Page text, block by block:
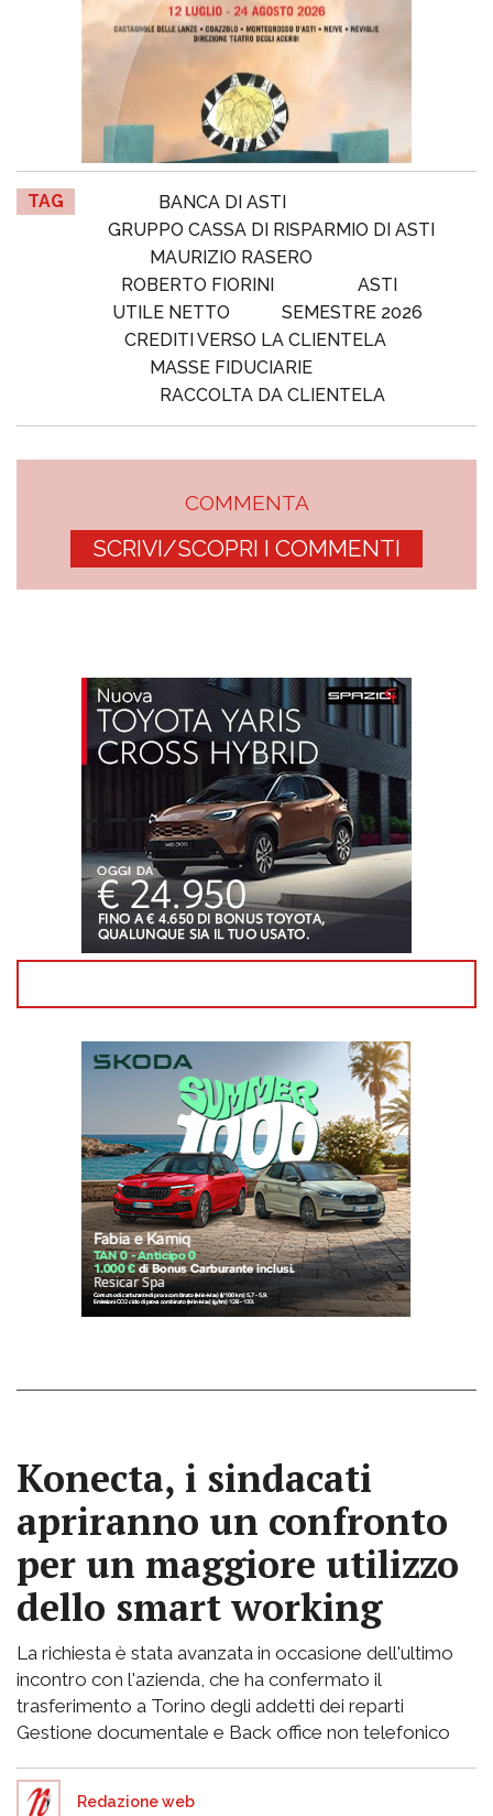
TAG
BANCA DI ASTI
GRUPPO CASSA DI RISPARMIO DI ASTI
MAURIZIO RASERO
ROBERTO FIORINI
ASTI
UTILE NETTO
SEMESTRE 2026
CREDITI VERSO LA CLIENTELA
MASSE FIDUCIARIE
RACCOLTA DA CLIENTELA
COMMENTA
SCRIVI/SCOPRI I COMMENTI
Konecta, i sindacati
apriranno un confronto
per un maggiore utilizzo
dello smart working
La richiesta è stata avanzata in occasione dell'ultimo
incontro con l'azienda, che ha confermato il
trasferimento a Torino degli addetti dei reparti
Gestione documentale e Back office non telefonico
Redazione web